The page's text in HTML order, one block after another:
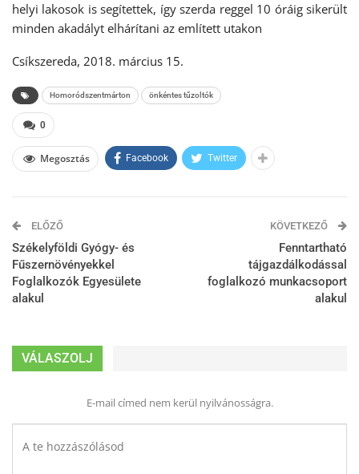
helyi lakosok is segítettek, így szerda reggel 10 óráig sikerült
minden akadályt elhárítani az említett utakon
Csíkszereda, 2018. március 15.
Homoródszentmárton önkéntes tűzoltók
0
Megosztás Facebook Twitter
ELŐZŐ
Székelyföldi Gyógy- és
Fűszernövényekkel
Foglalkozók Egyesülete
alakul
KÖVETKEZŐ
Fenntartható
tájgazdálkodással
foglalkozó munkacsoport
alakul
VÁLASZOLJ
E-mail címed nem kerül nyilvánosságra.